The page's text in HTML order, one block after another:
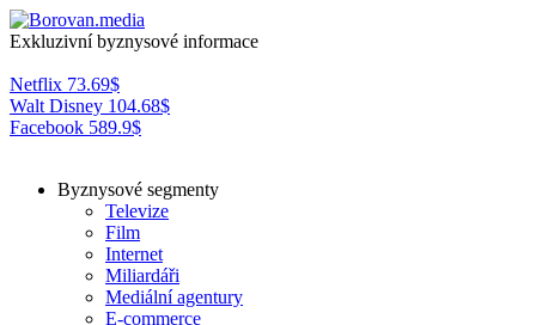
Exkluzivní byznysové informace
Netflix 73.69$
Walt Disney 104.68$
Facebook 589.9$
Byznysové segmenty
Televize
Film
Internet
Miliardáři
Mediální agentury
E-commerce